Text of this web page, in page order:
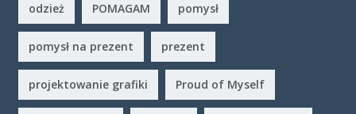
odzież POMAGAM pomysł
pomysł na prezent prezent
projektowanie grafiki Proud of Myself